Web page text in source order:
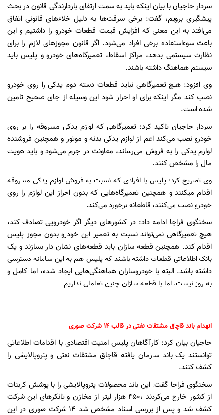
سردار حاجیان با بیان اینکه باید به سمت ارتقای بازدارندگی قانون در بحث
پیشگیری برویم، گفت: برخی سرقت‌ها به دلیل خلاء‌های قانونی اتفاق
می‌افتد به این معنی که افزایش قیمت قطعات خودرو را داشتیم و این
باعث سوءاستفاده برخی افراد می‌شود. اگر قانون مجوز‌های لازم را برای
نظارت سیستمی بدهد، مراکز اسقاط، تعمیرگاه‌های خودرو و پلیس باید
سیستم هماهنگ داشته باشند.
وی افزود: هیچ تعمیرگاهی نباید قطعات دسته دوم یدکی را روی خودرو
نصب کند مگر اینکه برای او احراز شود این وسیله از جای صحیح تامین
شده است.
سردار حاجیان تاکید کرد: تعمیرگاهی که لوازم یدکی مسروقه را بر روی
خودرو نصب می‌کند اعم از لوازم یدکی بدنه و موتور و همچنین فروشنده
لوازم یدکی را به فروش می‌رساند، معاونت در جرم می‌شود و باید هویت
مال را مشخص کنند.
وی تصریح کرد: پلیس با افرادی که نسبت به فروش لوازم یدکی مسروقه
اقدام میکنند و همچنین تعمیرگاه‌هایی که بدون احراز این لوازم را روی
خودرو نصب می‌کنند، قاطعانه برخورد می‌کند.
سخنگوی فراجا ادامه داد: در کشور‌های دیگر اگر خودرویی تصادف کند،
هیچ تعمیرگاهی نمی‌تواند نسبت به تعمیر این خودرو بدون مجوز پلیس
اقدام کند. همچنین قطعه سازان باید قطعه‌های نشان دار بسازند و یک
بانک اطلاعاتی قطعات داشته باشند که پلیس هم به این سامانه دسترسی
داشته باشد. البته با خودروسازان هماهنگی‌هایی ایجاد شده، اما کامل و
به روز نیست، اما با قطعه سازان چنین تعاملی نداریم.
انهدام باند قاچاق مشتقات نفتی در قالب ۱۴ شرکت صوری
حاجیان بیان کرد: کارآگاهان پلیس امنیت اقتصادی با اقدامات اطلاعاتی
توانستند یک باند سازمان یافته قاچاق مشتقات نفتی و پتروپالایشی را
کشف کنند.
سخنگوی فراجا گفت: این باند محصولات پتروپالایشی را با پوشش کربنات
از کشور خارج می‌کردند ،۴۵۰ هزار لیتر از مخازن و تانکرهای این شرکت
کشف شد و پس از بررسی اسناد مشخص شد ۱۴ شرکت صوری در این